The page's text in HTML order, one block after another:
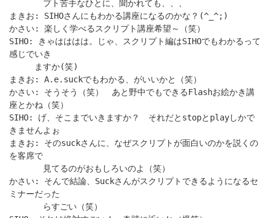
プト苦手なひとに、聞かれても、、、
まきお: SIHOさんにもわかる講座になるのかな？(^_^;)
かさい: 楽しく学べるスクリプト講座希望～（笑）
SIHO: きゃはははは。じゃ、スクリプト編はSIHOでもわかるって
感じでいき
ますか(笑)
まきお: A.e.suckでもわかる、がいいかと（笑）
かさい: そうそう（笑） あと野中でもできるFlashお絵かき講
座とかね（笑）
SIHO: げ、そこまでいきますか？ それだとstopとplayしかで
きませんよぉ
まきお: そのsuckさんに、なぜスクリプトが面白いのかを説くの
を客席で
見てるのがおもしろいのよ（笑）
かさい: そんで結論、Suckさんがスクリプトできるようになるセ
ミナーだった
らすごい（笑）